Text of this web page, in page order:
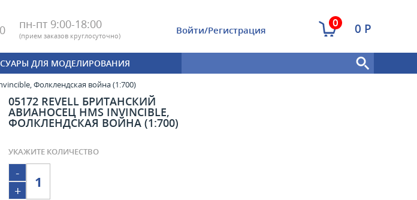
Войти/Регистрация
пн-пт 9:00-18:00
(прием заказов круглосуточно)
0 0 Р
ДЛЯ МОДЕЛИРОВАНИЯ
Фолклендская война (1:700)
05172 REVELL БРИТАНСКИЙ
АВИАНОСЕЦ HMS INVINCIBLE,
ФОЛКЛЕНДСКАЯ ВОЙНА (1:700)
УКАЖИТЕ КОЛИЧЕСТВО
-
+